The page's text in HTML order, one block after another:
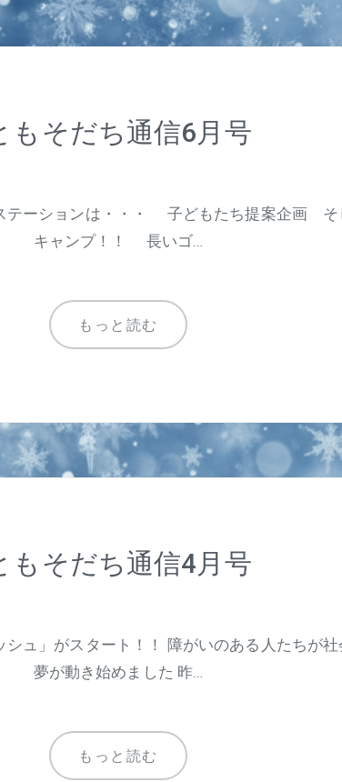
もそだち通信6月号
テーションは・・・ 子どもたち提案企画 そ
キャンプ！！ 長いゴ…
もっと読む
もそだち通信4月号
ュ」がスタート！！ 障がいのある人たちが社
夢が動き始めました 昨…
もっと読む